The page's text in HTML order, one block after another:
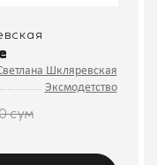
Шкляревская
Эксмодетство
сум